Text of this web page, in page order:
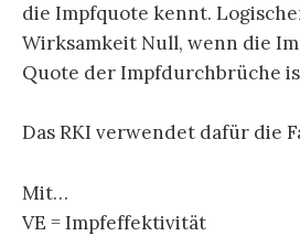
die Impfquote kennt.
Wirksamkeit Null, wenn die
Quote der Impfdurchbrüche
Das RKI verwendet dafür die
Mit…
VE = Impfeffektivität